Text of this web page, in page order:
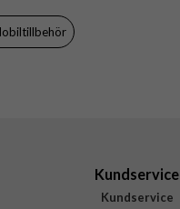
(PC), Mjukplast (TPU)
Kundservice
Kundservice